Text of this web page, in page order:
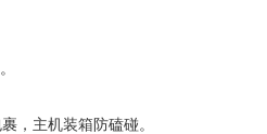
，主机装箱防磕碰。